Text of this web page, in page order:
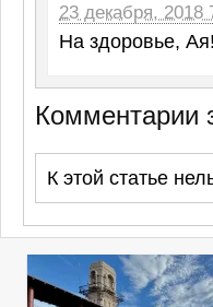
23 декабря, 2018
На здоровье, Ая!
Комментарии
К этой статье